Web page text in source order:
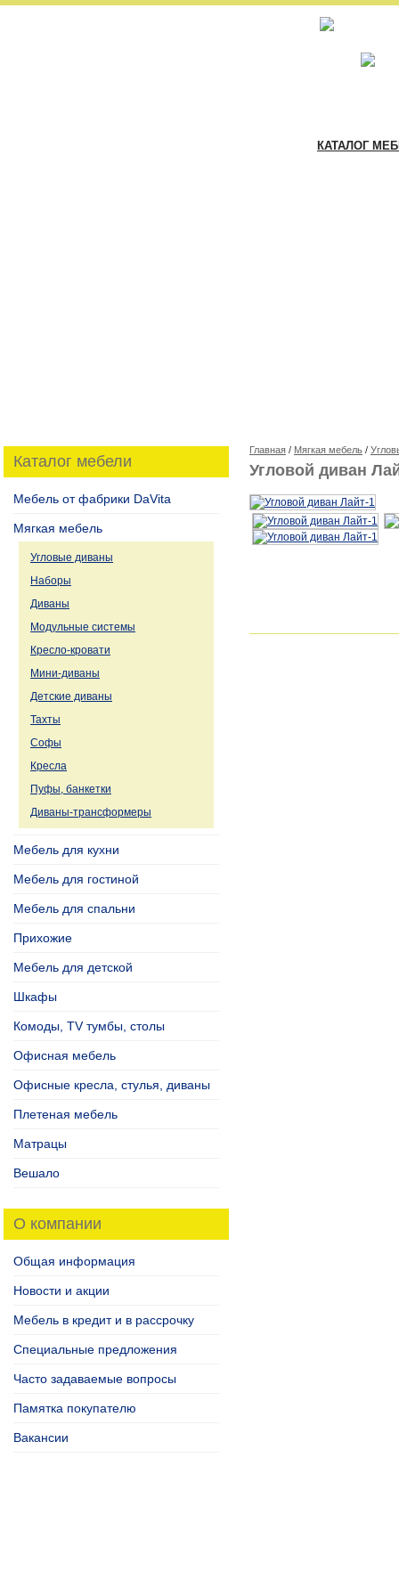
КАТАЛОГ
Каталог мебели
Мебель от фабрики DaVita
Мягкая мебель
Угловые диваны
Наборы
Диваны
Модульные системы
Кресло-кровати
Мини-диваны
Детские диваны
Тахты
Софы
Кресла
Пуфы, банкетки
Диваны-трансформеры
Мебель для кухни
Мебель для гостиной
Мебель для спальни
Прихожие
Мебель для детской
Шкафы
Комоды, TV тумбы, столы
Офисная мебель
Офисные кресла, стулья, диваны
Плетеная мебель
Матрацы
Вешало
О компании
Общая информация
Новости и акции
Мебель в кредит и в рассрочку
Специальные предложения
Часто задаваемые вопросы
Памятка покупателю
Вакансии
Главная / Мягкая мебель /
Угловой диван